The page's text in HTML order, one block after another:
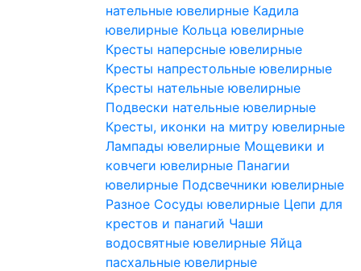
нательные ювелирные Кадила
ювелирные Кольца ювелирные
Кресты наперсные ювелирные
Кресты напрестольные ювелирные
Кресты нательные ювелирные
Подвески нательные ювелирные
Кресты, иконки на митру ювелирные
Лампады ювелирные Мощевики и
ковчеги ювелирные Панагии
ювелирные Подсвечники ювелирные
Разное Сосуды ювелирные Цепи для
крестов и панагий Чаши
водосвятные ювелирные Яйца
пасхальные ювелирные